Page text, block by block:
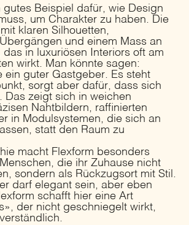
gutes Beispiel dafür, wie Design
um Charakter zu haben. Die
klaren Silhouetten,
und einem Mass an
in luxuriösen Interiors oft am
wirkt. Man könnte sagen:
ein guter Gastgeber. Es steht
sorgt aber dafür, dass sich
Das zeigt sich in weichen
Nahtbildern, raffinierten
in Modulsystemen, die sich an
statt den Raum zu
macht Flexform besonders
die ihr Zuhause nicht
sondern als Rückzugsort mit Stil.
darf elegant sein, aber eben
schafft hier eine Art
der nicht geschniegelt wirkt,